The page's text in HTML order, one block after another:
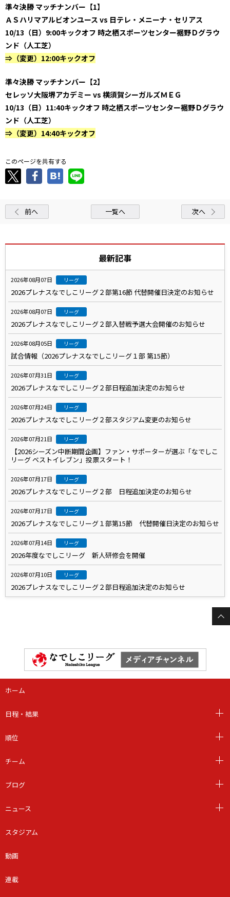
準々決勝 マッチナンバー【1】
ＡＳハリマアルビオンユース vs 日テレ・メニーナ・セリアス
10/13（日）9:00キックオフ 時之栖スポーツセンター裾野Ｄグラウ
ンド（人工芝）
⇒（変更）12:00キックオフ
準々決勝 マッチナンバー【2】
セレッソ大阪堺アカデミー vs 横須賀シーガルズＭＥＧ
10/13（日）11:40キックオフ 時之栖スポーツセンター裾野Ｄグラウ
ンド（人工芝）
⇒（変更）14:40キックオフ
このページを共有する
前へ 一覧へ 次へ
最新記事
2026年08月07日 リーグ
2026プレナスなでしこリーグ２部第16節 代替開催日決定のお知らせ
2026年08月07日 リーグ
2026プレナスなでしこリーグ２部入替戦予選大会開催のお知らせ
2026年08月05日 リーグ
試合情報（2026プレナスなでしこリーグ１部 第15節）
2026年07月31日 リーグ
2026プレナスなでしこリーグ２部日程追加決定のお知らせ
2026年07月24日 リーグ
2026プレナスなでしこリーグ２部スタジアム変更のお知らせ
2026年07月21日 リーグ
【2026シーズン中断期間企画】ファン・サポーターが選ぶ「なでしこ
リーグ ベストイレブン」投票スタート！
2026年07月17日 リーグ
2026プレナスなでしこリーグ２部 日程追加決定のお知らせ
2026年07月17日 リーグ
2026プレナスなでしこリーグ１部第15節 代替開催日決定のお知らせ
2026年07月14日 リーグ
2026年度なでしこリーグ 新人研修会を開催
2026年07月10日 リーグ
2026プレナスなでしこリーグ２部日程追加決定のお知らせ
ホーム
日程・結果
順位
チーム
ブログ
ニュース
スタジアム
動画
連載